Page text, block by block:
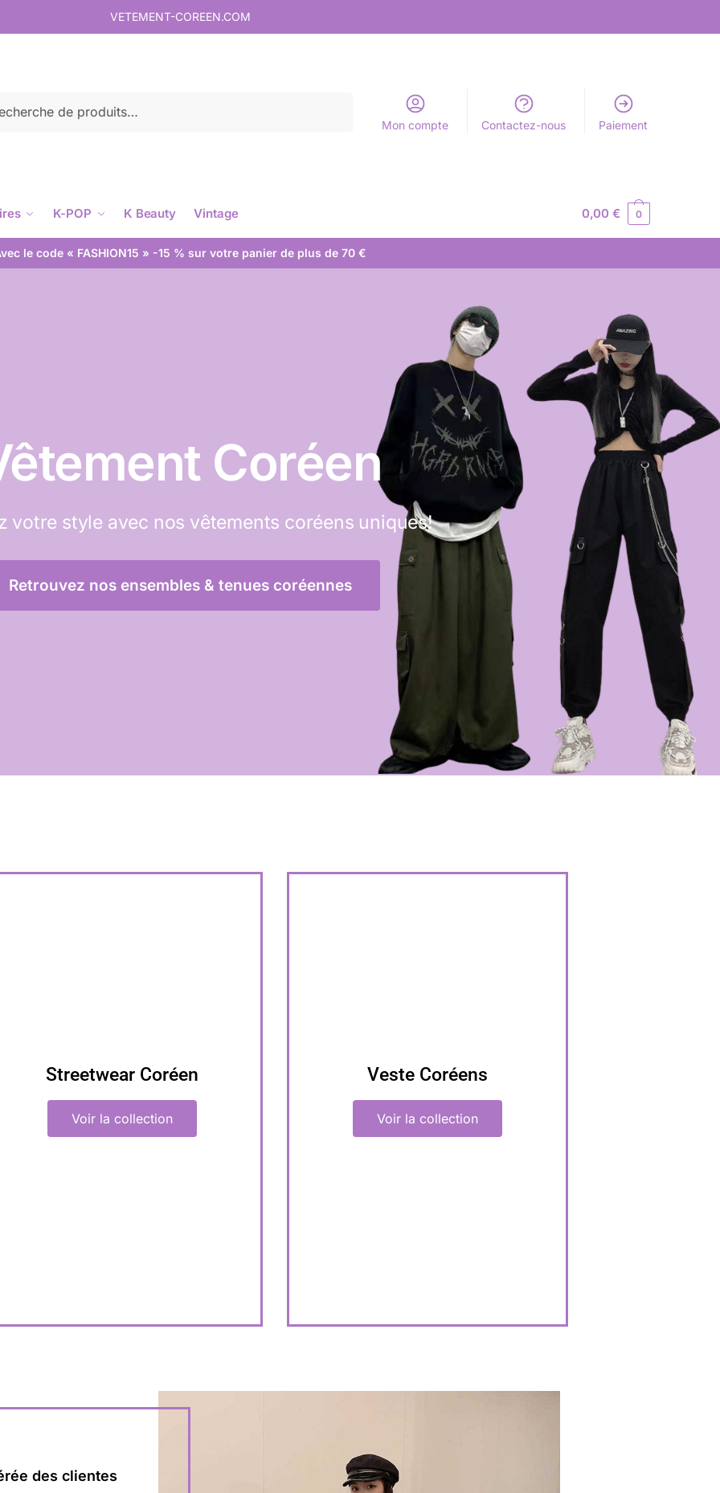
VETEMENT-COREEN.COM
Mon compte Contactez-nous Paiement
K-POP K Beauty Vintage 0,00€ 0
le code « FASHION15 » -15 % sur votre panier de plus de 70 €
Coréen
votre style avec nos vêtements coréens uniques!
Retrouvez nos ensembles & tenues coréennes
Streetwear Coréen
Voir la collection
Veste Coréens
Voir la collection
des clientes